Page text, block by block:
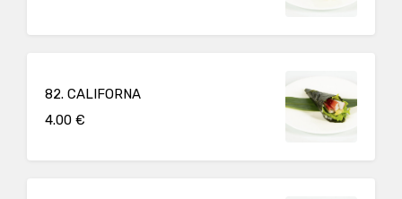
82. CALIFORNA
4.00 €